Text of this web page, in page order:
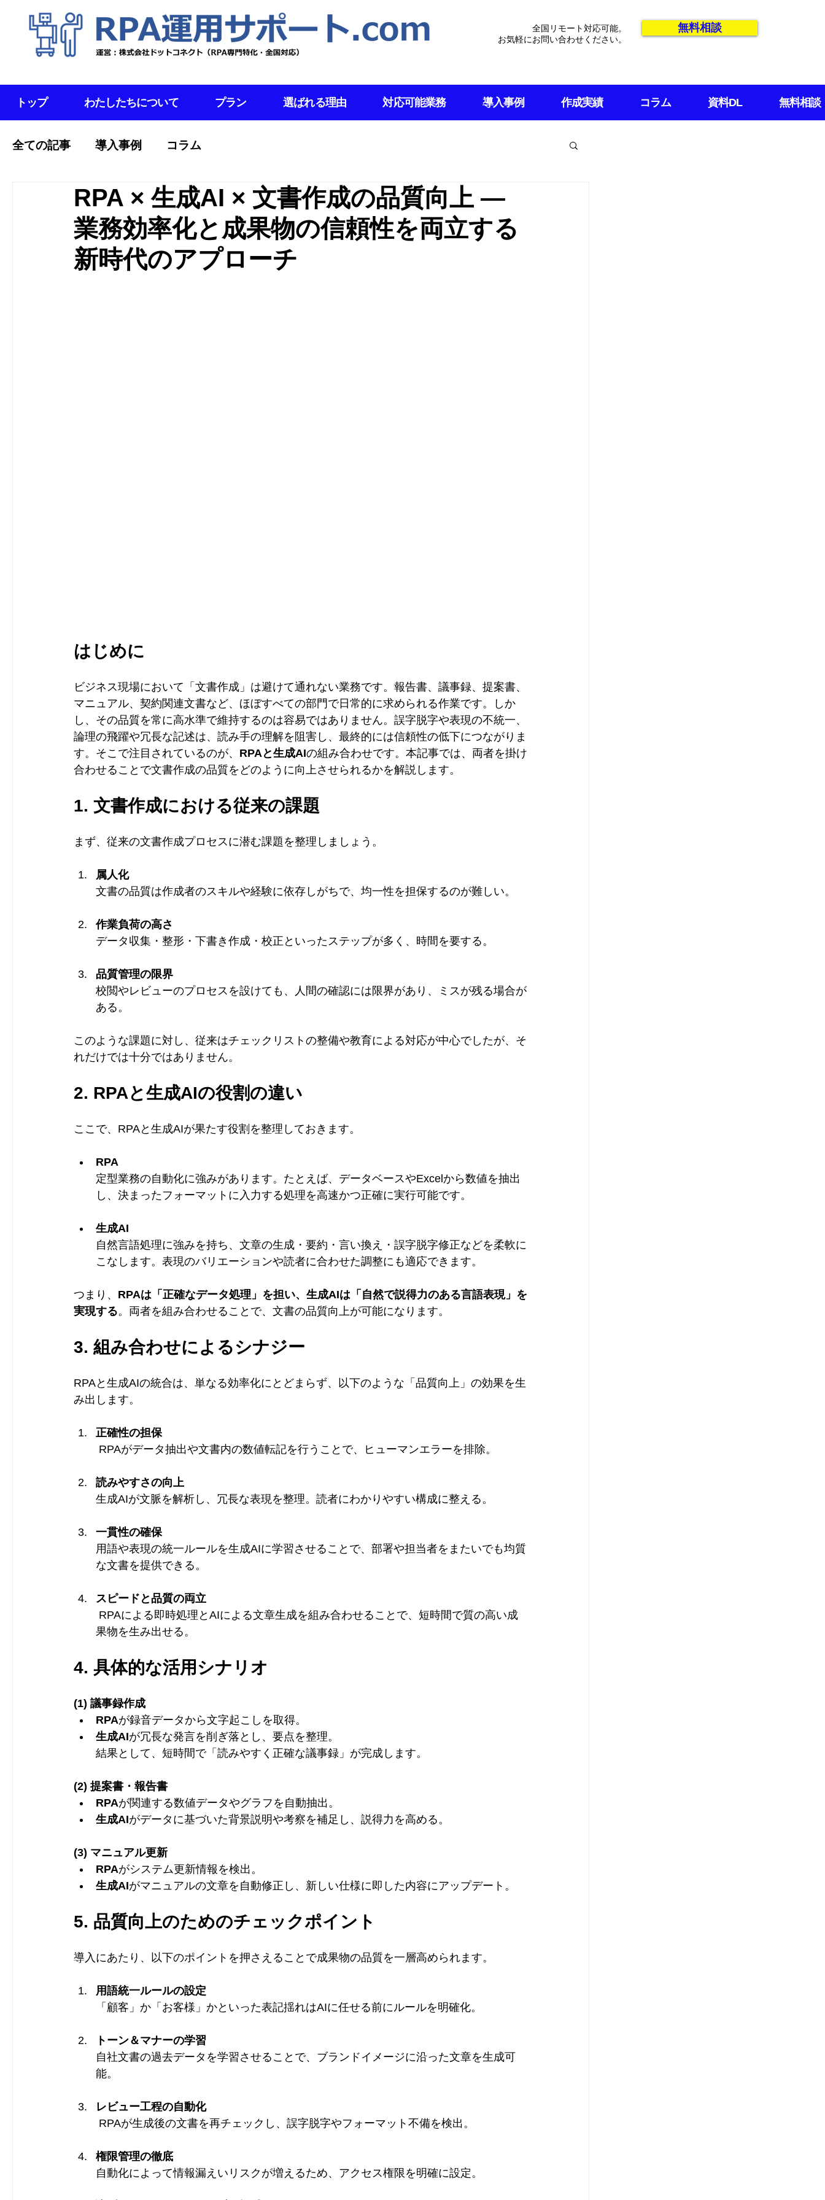
全国リモート対応可能。
お気軽にお問い合わせください。
無料相談
トップ わたしたちについて プラン 選ばれる理由 対応可能業務 導入事例 作成実績 コラム 資料DL 無料相談
全ての記事 導入事例 コラム
RPA × 生成AI × 文書作成の品質向上 ―
業務効率化と成果物の信頼性を両立する
新時代のアプローチ
はじめに
ビジネス現場において「文書作成」は避けて通れない業務です。報告書、議事録、提案書、
マニュアル、契約関連文書など、ほぼすべての部門で日常的に求められる作業です。しか
し、その品質を常に高水準で維持するのは容易ではありません。誤字脱字や表現の不統一、
論理の飛躍や冗長な記述は、読み手の理解を阻害し、最終的には信頼性の低下につながりま
す。そこで注目されているのが、 RPAと生成AIの組み合わせです。本記事では、両者を掛け
合わせることで文書作成の品質をどのように向上させられるかを解説します。
1. 文書作成における従来の課題
まず、従来の文書作成プロセスに潜む課題を整理しましょう。
属人化
文書の品質は作成者のスキルや経験に依存しがちで、均一性を担保するのが難しい。
作業負荷の高さ
データ収集・整形・下書き作成・校正といったステップが多く、時間を要する。
品質管理の限界
校閲やレビューのプロセスを設けても、人間の確認には限界があり、ミスが残る場合が
ある。
このような課題に対し、従来はチェックリストの整備や教育による対応が中心でしたが、そ
れだけでは十分ではありません。
2. RPAと生成AIの役割の違い
ここで、RPAと生成AIが果たす役割を整理しておきます。
RPA
定型業務の自動化に強みがあります。たとえば、データベースやExcelから数値を抽出
し、決まったフォーマットに入力する処理を高速かつ正確に実行可能です。
生成AI
自然言語処理に強みを持ち、文章の生成・要約・言い換え・誤字脱字修正などを柔軟に
こなします。表現のバリエーションや読者に合わせた調整にも適応できます。
つまり、 RPAは「正確なデータ処理」を担い、生成AIは「自然で説得力のある言語表現」を
実現する。両者を組み合わせることで、文書の品質向上が可能になります。
3. 組み合わせによるシナジー
RPAと生成AIの統合は、単なる効率化にとどまらず、以下のような「品質向上」の効果を生
み出します。
正確性の担保
RPAがデータ抽出や文書内の数値転記を行うことで、ヒューマンエラーを排除。
読みやすさの向上
生成AIが文脈を解析し、冗長な表現を整理。読者にわかりやすい構成に整える。
一貫性の確保
用語や表現の統一ルールを生成AIに学習させることで、部署や担当者をまたいでも均質
な文書を提供できる。
スピードと品質の両立
果物を生み出せる。
4. 具体的な活用シナリオ
(1) 議事録作成
RPAが録音データから文字起こしを取得。
生成AIが冗長な発言を削ぎ落とし、要点を整理。
結果として、短時間で「読みやすく正確な議事録」が完成します。
(2) 提案書・報告書
RPAが関連する数値データやグラフを自動抽出。
生成AIがデータに基づいた背景説明や考察を補足し、説得力を高める。
(3) マニュアル更新
RPAがシステム更新情報を検出。
生成AIがマニュアルの文章を自動修正し、新しい仕様に即した内容にアップデート。
5. 品質向上のためのチェックポイント
導入にあたり、以下のポイントを押さえることで成果物の品質を一層高められます。
用語統一ルールの設定
「顧客」か「お客様」かといった表記揺れはAIに任せる前にルールを明確化。
トーン＆マナーの学習
自社文書の過去データを学習させることで、ブランドイメージに沿った文章を生成可
能。
レビュー工程の自動化
RPAが生成後の文書を再チェックし、誤字脱字やフォーマット不備を検出。
権限管理の徹底
自動化によって情報漏えいリスクが増えるため、アクセス権限を明確に設定。